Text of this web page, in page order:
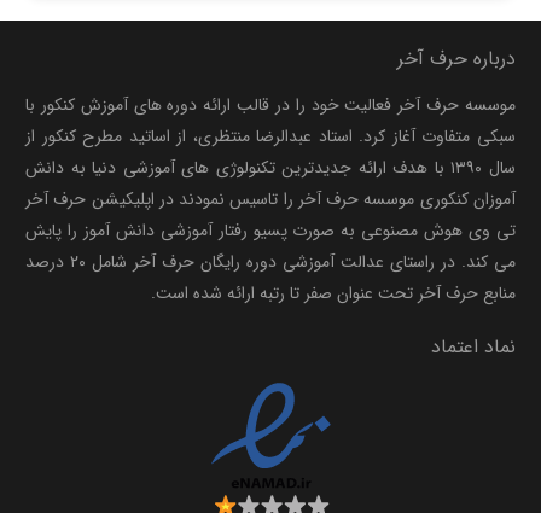
درباره حرف آخر
موسسه حرف آخر فعالیت خود را در قالب ارائه دوره های آموزش کنکور با
سبکی متفاوت آغاز کرد. استاد عبدالرضا منتظری، از اساتید مطرح کنکور از
سال ۱۳۹۰ با هدف ارائه جدیدترین تکنولوژی های آموزشی دنیا به دانش
آموزان کنکوری موسسه حرف آخر را تاسیس نمودند در اپلیکیشن حرف آخر
تی وی هوش مصنوعی به صورت پسیو رفتار آموزشی دانش آموز را پایش
می کند. در راستای عدالت آموزشی دوره رایگان حرف آخر شامل ۲۰ درصد
منابع حرف آخر تحت عنوان صفر تا رتبه ارائه شده است.
نماد اعتماد